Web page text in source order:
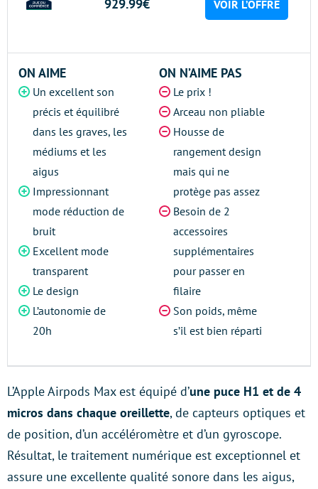
929.99€ VOIR L’OFFRE
ON AIME
Un excellent son
précis et équilibré
dans les graves, les
médiums et les
aigus
Impressionnant
mode réduction de
bruit
Excellent mode
transparent
Le design
L’autonomie de
20h
ON N’AIME PAS
Le prix !
Arceau non pliable
Housse de
rangement design
mais qui ne
protège pas assez
Besoin de 2
accessoires
supplémentaires
pour passer en
filaire
Son poids, même
s’il est bien réparti
L’Apple Airpods Max est équipé d’une puce H1 et de 4
micros dans chaque oreillette, de capteurs optiques et
de position, d’un accéléromètre et d’un gyroscope.
Résultat, le traitement numérique est exceptionnel et
assure une excellente qualité sonore dans les aigus,